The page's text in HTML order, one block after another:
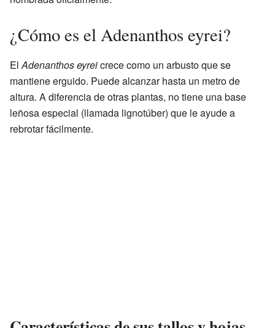
¿Cómo es el Adenanthos eyrei?
ElAdenanthos eyreicrece como un arbusto que se
mantiene erguido. Puede alcanzar hasta un metro de
altura. A diferencia de otras plantas, no tiene una base
leñosa especial (llamada lignotúber) que le ayude a
rebrotar fácilmente.